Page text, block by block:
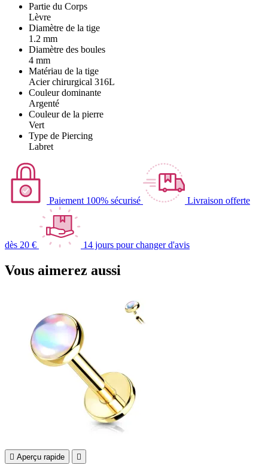
Partie du Corps
Lèvre
Diamètre de la tige
1.2 mm
Diamètre des boules
4 mm
Matériau de la tige
Acier chirurgical 316L
Couleur dominante
Argenté
Couleur de la pierre
Vert
Type de Piercing
Labret
Paiement 100% sécurisé Livraison offerte
dès 20 € 14 jours pour changer d'avis
Vous aimerez aussi
 Aperçu rapide 